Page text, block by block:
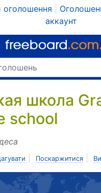
оголошення
аккаунт
школа
school
Поскаржитися